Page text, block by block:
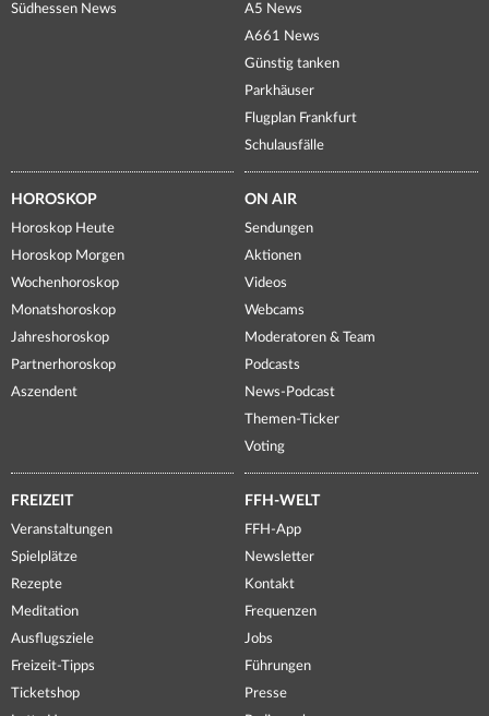
Südhessen News
A5 News
A661 News
Günstig tanken
Parkhäuser
Flugplan Frankfurt
Schulausfälle
HOROSKOP
Horoskop Heute
Horoskop Morgen
Wochenhoroskop
Monatshoroskop
Jahreshoroskop
Partnerhoroskop
Aszendent
ON AIR
Sendungen
Aktionen
Videos
Webcams
Moderatoren & Team
Podcasts
News-Podcast
Themen-Ticker
Voting
FREIZEIT
Veranstaltungen
Spielplätze
Rezepte
Meditation
Ausflugsziele
Freizeit-Tipps
Ticketshop
FFH-WELT
FFH-App
Newsletter
Kontakt
Frequenzen
Jobs
Führungen
Presse